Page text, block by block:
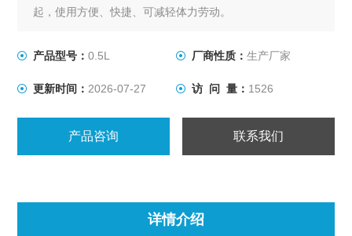
起，使用方便、快捷、可减轻体力劳动。
产品型号：0.5L 厂商性质： 生产厂家
更新时间： 2026-07-27 访 问 量： 1526
产品咨询 联系我们
详情介绍